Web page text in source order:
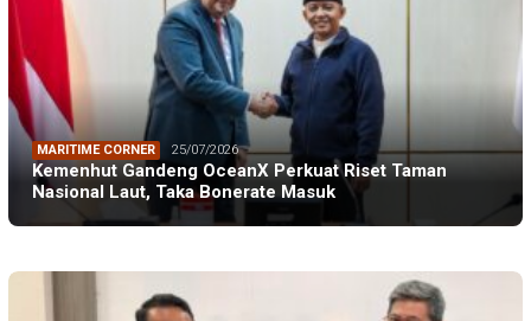
MARITIME CORNER 25/07/2026
Kemenhut Gandeng OceanX Perkuat Riset Taman
Nasional Laut, Taka Bonerate Masuk